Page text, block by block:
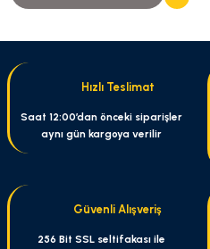
Hızlı Teslimat
Saat 12:00’dan önceki siparişler
aynı gün kargoya verilir
Güvenli Alışveriş
256 Bit SSL seltifakası ile